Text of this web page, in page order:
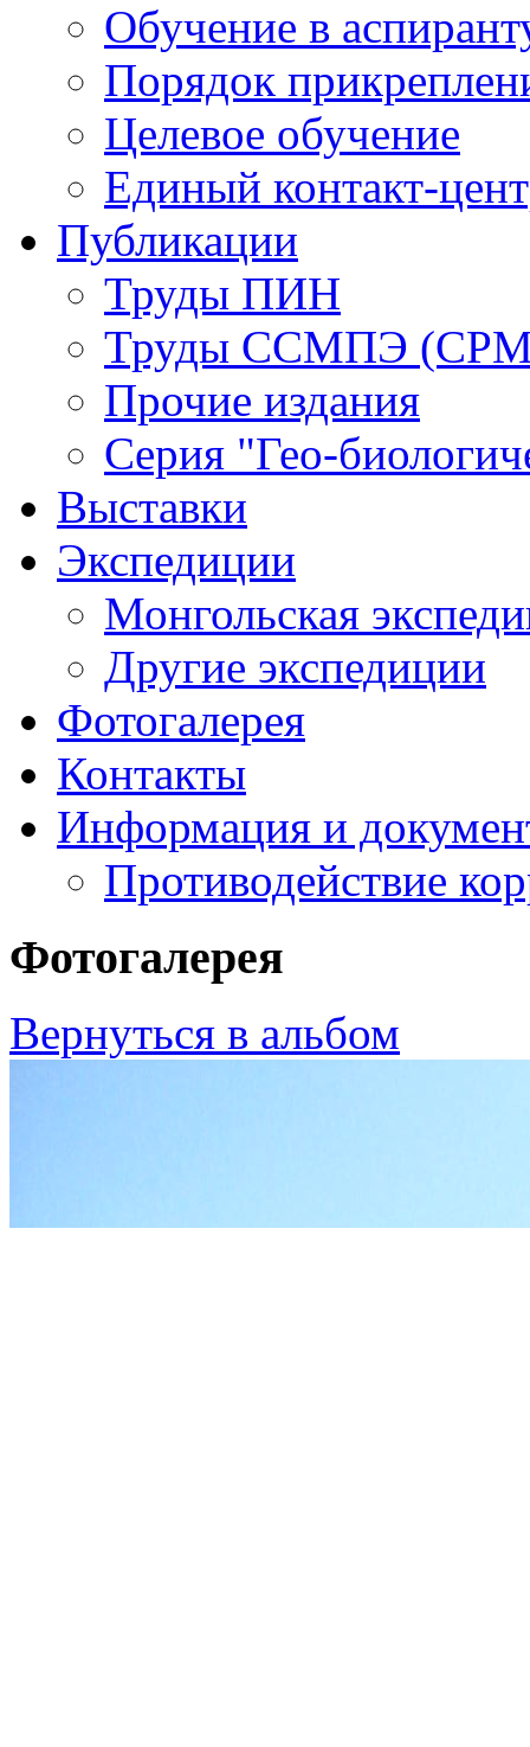
Обучение в
Порядок
Целевое обучение
Единый контакт-
Публикации
Труды ПИН
Труды ССМПЭ
Прочие издания
Серия "Гео-
Выставки
Экспедиции
Монгольская
Другие экспедиции
Фотогалерея
Контакты
Информация и
Противодействие
Фотогалерея
Вернуться в альбом